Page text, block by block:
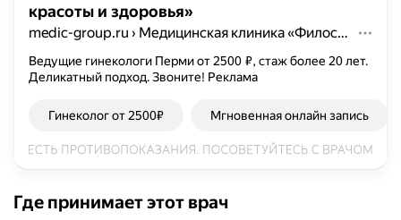
красоты и здоровья»
medic-group.ru › Медицинская клиника «Философия красоты и здоровья»
Ведущие гинекологи Перми от 2500 ₽, стаж более 20 лет.
Деликатный подход. Звоните! Реклама
Гинеколог от 2500₽ Мгновенная онлайн запись
Где принимает этот врач